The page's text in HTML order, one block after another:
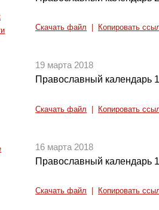
Скачать файл Копировать
19 марта 2018
Православный календарь
Скачать файл Копировать
16 марта 2018
Православный календарь
Скачать файл Копировать